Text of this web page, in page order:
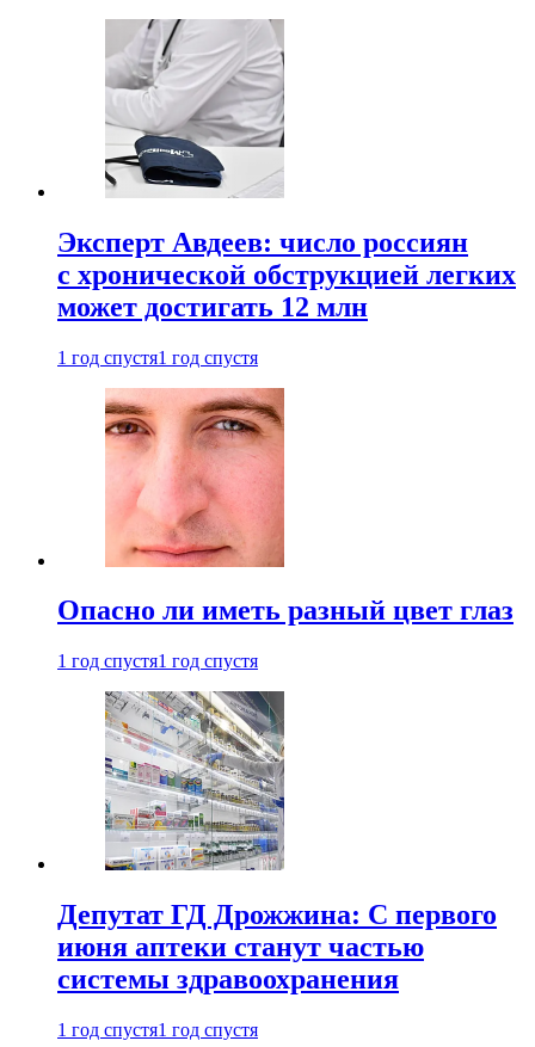
Эксперт Авдеев: число россиян
с хронической обструкцией легких
может достигать 12 млн
1 год спустя1 год спустя
Опасно ли иметь разный цвет глаз
1 год спустя1 год спустя
Депутат ГД Дрожжина: С первого
июня аптеки станут частью
системы здравоохранения
1 год спустя1 год спустя